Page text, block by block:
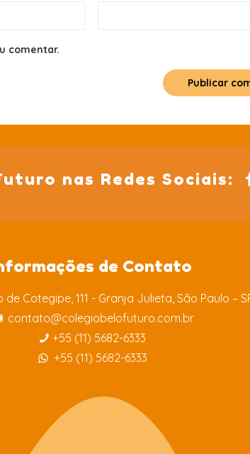
comentar.
nas Redes Sociais:
de Contato
de Cotegipe, 111 - Granja Julieta, São Paulo –
contato@colegiobelofuturo.com.br
+55 (11) 5682-6333
+55 (11) 5682-6333